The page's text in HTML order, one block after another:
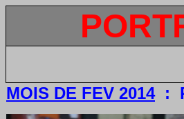
MOIS DE FEV 2014: